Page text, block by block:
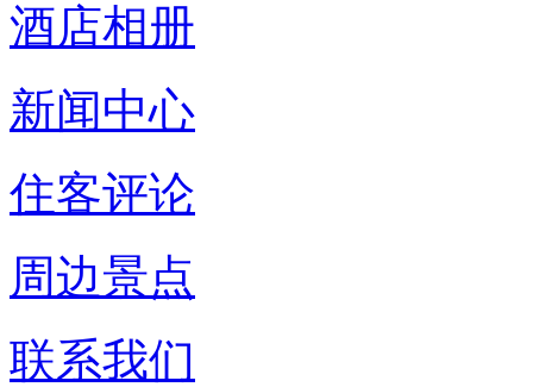
酒店相册
新闻中心
住客评论
周边景点
联系我们